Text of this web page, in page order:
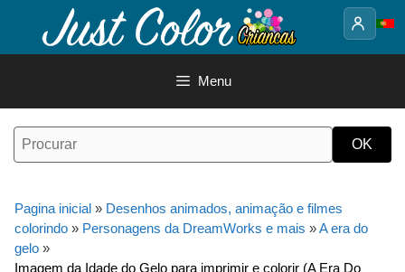
o
Menu
Pagina inicial » Desenhos animados, animação e filmes
colorindo » Personagens da DreamWorks e mais »A era do
gelo »
Imagem da Idade do Gelo para imprimir e colorir (A Era Do